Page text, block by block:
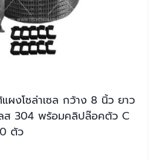
ผงโซล่าเซล กว้าง 8 นิ้ว ยาว
ส 304 พร้อมคลิปล๊อคตัว C
ตัว